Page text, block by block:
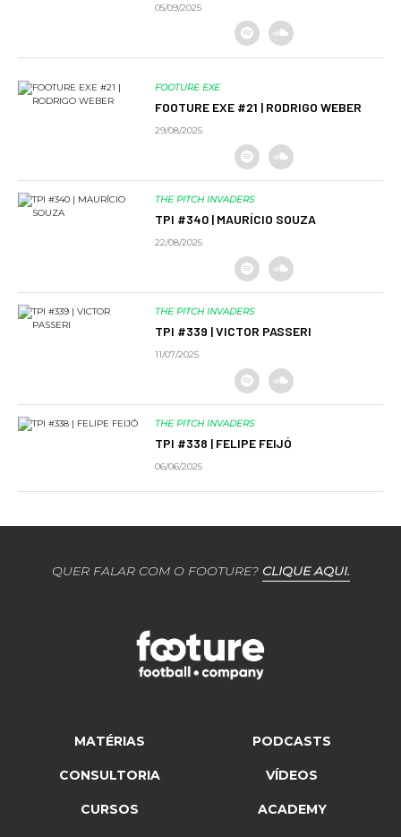
05/09/2025
FOOTURE EXE
FOOTURE EXE #21 | RODRIGO WEBER
29/08/2025
THE PITCH INVADERS
TPI #340 | MAURÍCIO SOUZA
22/08/2025
THE PITCH INVADERS
TPI #339 | VICTOR PASSERI
11/07/2025
THE PITCH INVADERS
TPI #338 | FELIPE FEIJÓ
06/06/2025
QUER FALAR COM O FOOTURE? CLIQUE AQUI.
MATÉRIAS PODCASTS
CONSULTORIA VÍDEOS
CURSOS ACADEMY